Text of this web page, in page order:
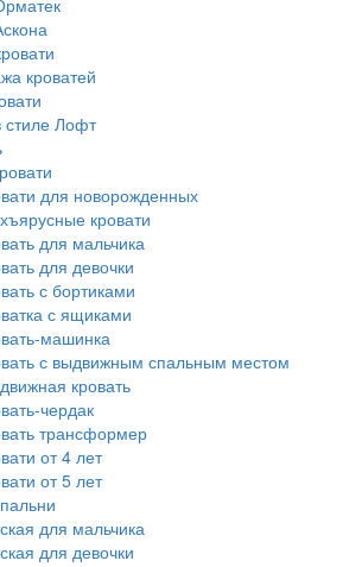
кроватей
стиле Лофт
для новорожденных
кровати
для мальчика
для девочки
с бортиками
с ящиками
машинка
с выдвижным спальным местом
кровать
чердак
трансформер
от 4 лет
от 5 лет
для мальчика
для девочки